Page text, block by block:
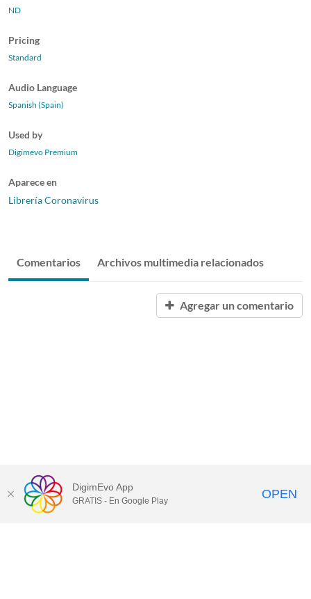
ND
Pricing
Standard
Audio Language
Spanish (Spain)
Used by
Digimevo Premium
Aparece en
Librería Coronavirus
Comentarios Archivos multimedia relacionados
Agregar un comentario
DigimEvo App
GRATIS - En Google Play OPEN